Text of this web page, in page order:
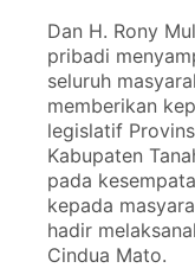
Dan H. Rony
pribadi
seluruh
memberikan
legislatif
Kabupaten
pada
kepada
hadir
Cindua Mato.